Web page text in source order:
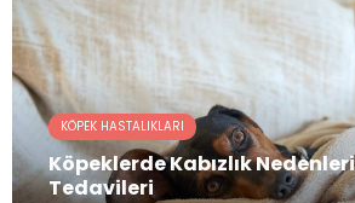
KÖPEK HASTALIKLARI
Köpeklerde Kabızlık
Tedavileri